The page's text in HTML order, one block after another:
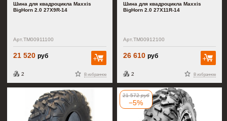
Шина для квадроцикла Maxxis
BigHorn 2.0 27X9R-14
Арт.TM00911100
21 520руб
В избранное
2
В корзину
Шина для квадроцикла Maxxis
BigHorn 2.0 27X11R-14
Арт.TM00912100
26 610 руб
В избранное
2
21 572руб
−5%